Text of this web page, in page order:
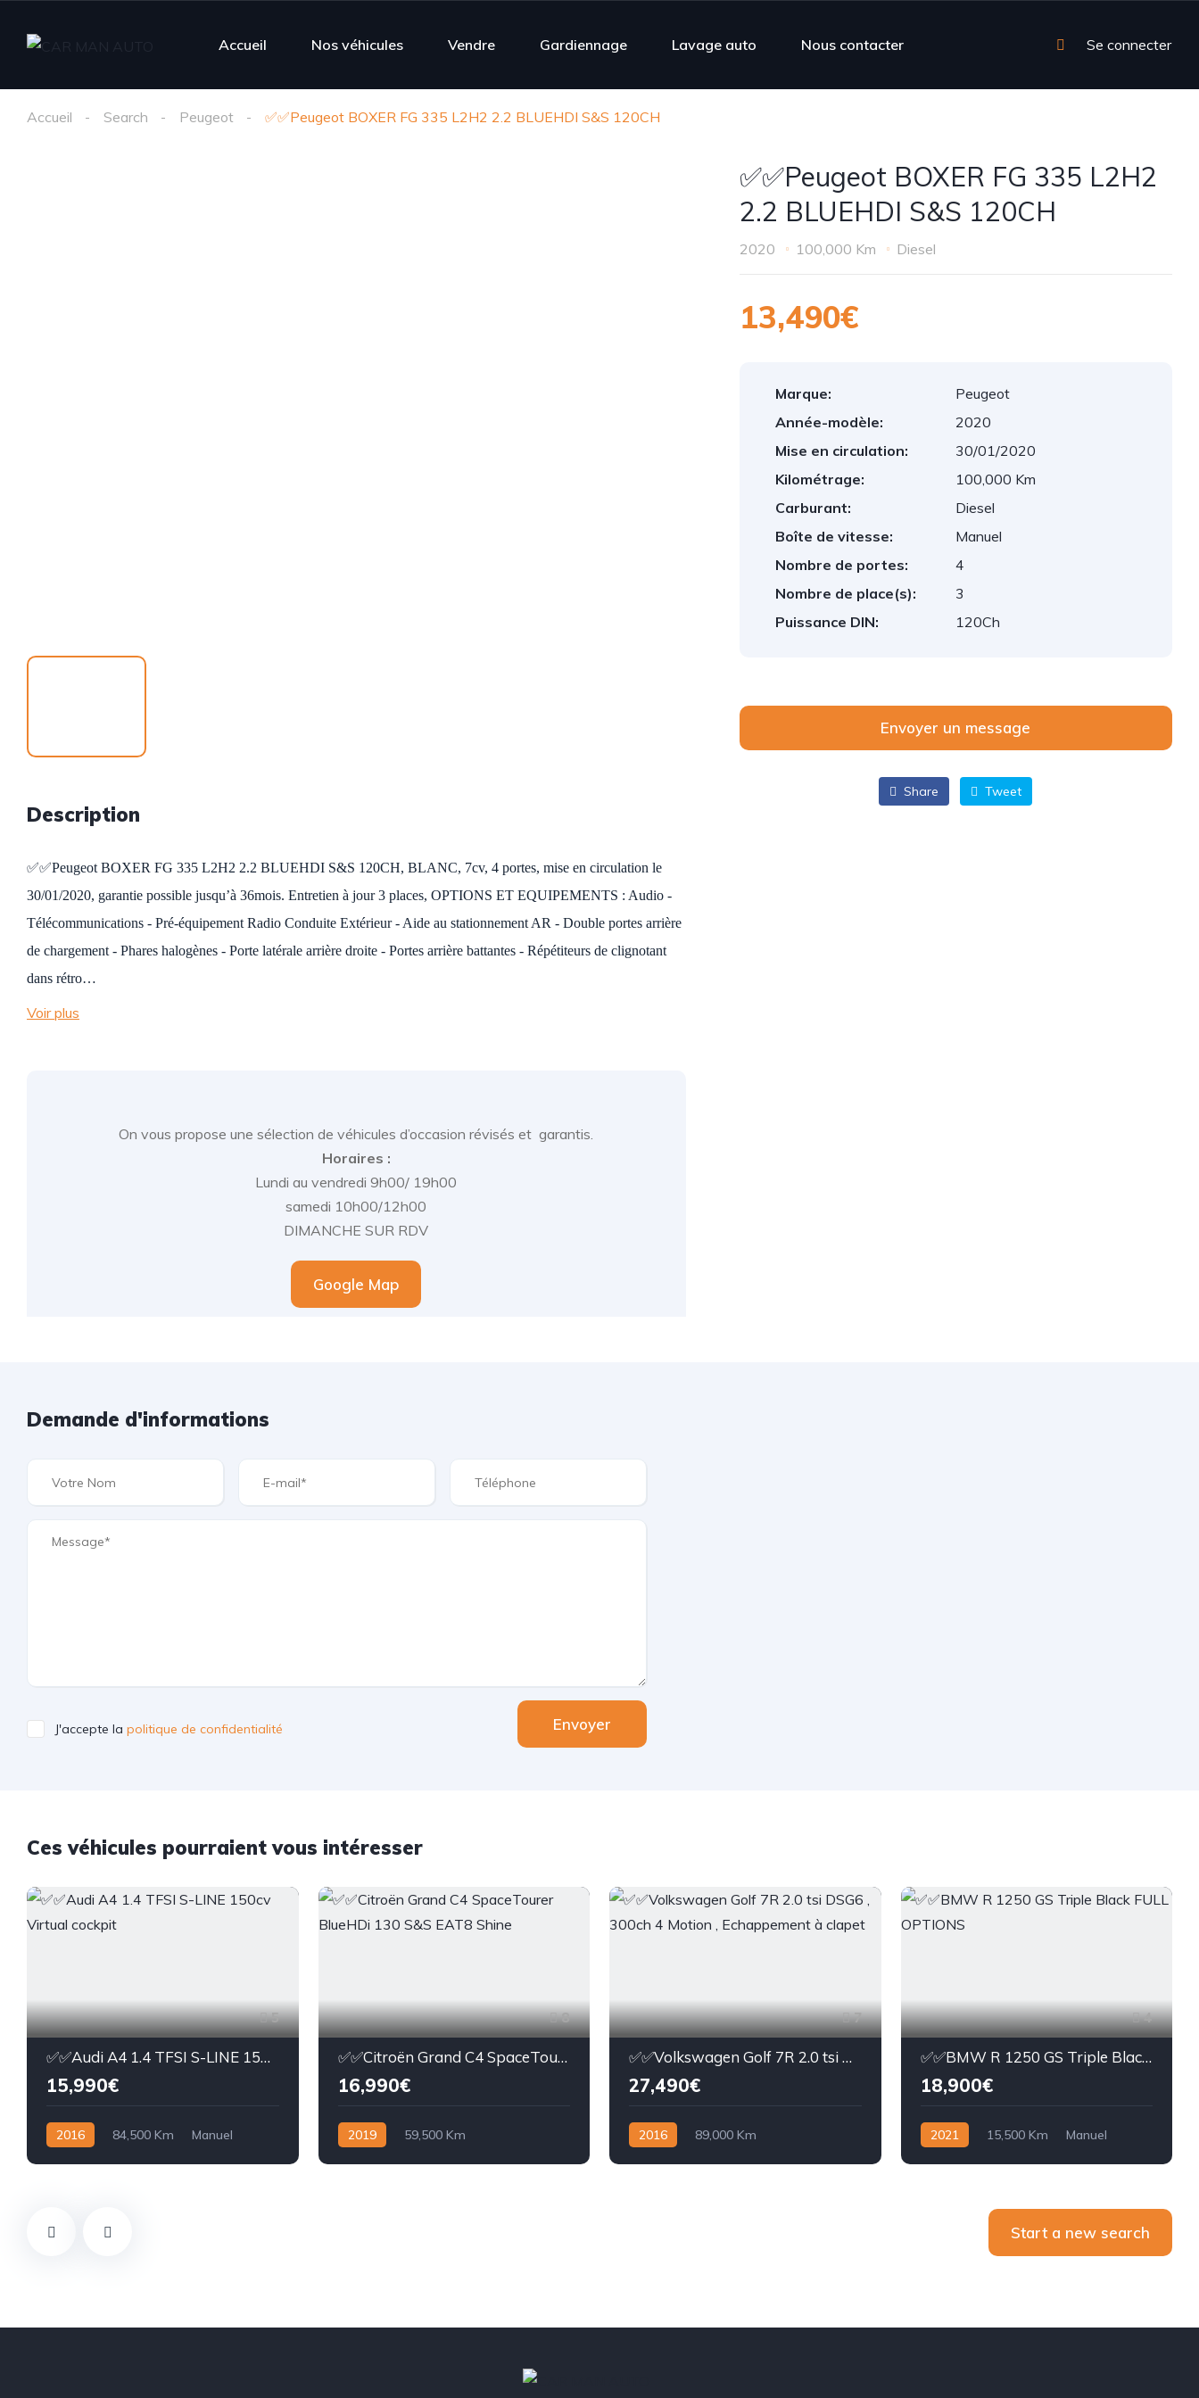
Accueil Nos véhicules Vendre Gardiennage Lavage auto Nous contacter Se connecter
Accueil Search Peugeot ✅️✅️Peugeot BOXER FG 335 L2H2 2.2 BLUEHDI S&S 120CH
Description
✅️✅️Peugeot BOXER FG 335 L2H2 2.2 BLUEHDI S&S 120CH, BLANC, 7cv, 4 portes, mise en circulation le
30/01/2020, garantie possible jusqu’à 36mois. Entretien à jour 3 places, OPTIONS ET EQUIPEMENTS : Audio -
Télécommunications - Pré-équipement Radio Conduite Extérieur - Aide au stationnement AR - Double portes arrière
de chargement - Phares halogènes - Porte latérale arrière droite - Portes arrière battantes - Répétiteurs de clignotant
dans rétro…
Voir plus
On vous propose une sélection de véhicules d’occasion révisés et garantis.
Horaires :
Lundi au vendredi 9h00/ 19h00
samedi 10h00/12h00
DIMANCHE SUR RDV
Google Map
✅️✅️Peugeot BOXER FG 335 L2H2
2.2 BLUEHDI S&S 120CH
2020 100,000 Km Diesel
13,490€
Marque:
Peugeot
Année-modèle:
2020
Mise en circulation:
30/01/2020
Kilométrage:
100,000 Km
Carburant:
Diesel
Boîte de vitesse:
Manuel
Nombre de portes:
4
Nombre de place(s):
3
Puissance DIN:
120Ch
Envoyer un message
Share Tweet
Demande d'informations
J'accepte la politique de confidentialité Envoyer
Ces véhicules pourraient vous intéresser
5
✅✅Audi A4 1.4 TFSI S-LINE 150cv Virtual cockpit
15,990€
2016 84,500 Km
Manuel
8
✅️✅️Citroën Grand C4 SpaceTourer BlueHDi 130 S&S EAT8 Shine
16,990€
2019
59,500 Km
7
✅️✅️Volkswagen Golf 7R 2.0 tsi DSG6 , 300ch 4 Motion , Echappement à clapet
27,490€
2016 89,000 Km
4
✅️✅️BMW R 1250 GS Triple Black FULL OPTIONS
18,900€
2021 15,500 Km
Manuel
Start a new search